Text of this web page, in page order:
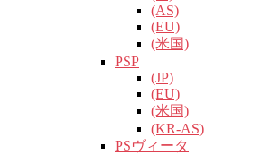
(AS)
(EU)
(米国)
PSP
(JP)
(EU)
(米国)
(KR-AS)
PSヴィータ